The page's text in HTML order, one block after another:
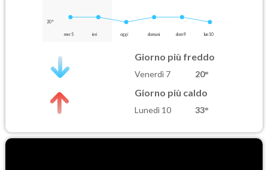
20°
mer 5 ieri oggi domani dom 9 lun 10
Giorno più freddo
Venerdì 7 20°
Giorno più caldo
Lunedì 10 33°